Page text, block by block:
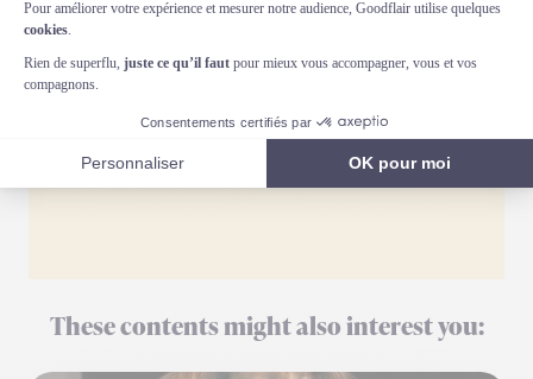
Erwan Spengler
Erwan Spengler est Docteur Vétérinaire, diplômé de
l'École Nationale Vétérinaire de Nantes (2008) et ancien
chirurgien vétérinaire au CHV Saint-Martin. Il est employé
de Goodflair en tant que Responsable Santé Animale, où
il rédige et valide les contenus médicaux du site.
These contents might also interest you: